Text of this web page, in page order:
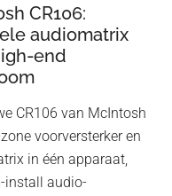
–
4
CR106:
audiomatrix
end
CR106 van McIntosh
voorversterker en
in één apparaat,
install audio-